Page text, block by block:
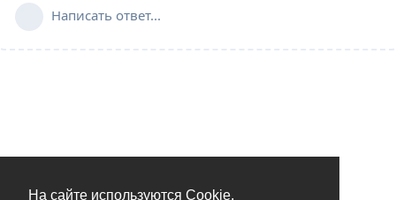
На сайте используются Cookie.
Написать ответ...